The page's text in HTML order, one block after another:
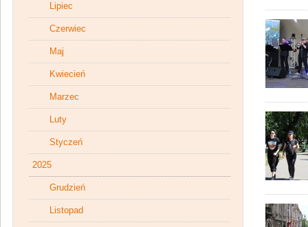
Lipiec
Czerwiec
Maj
Kwiecień
Marzec
Luty
Styczeń
2025
Grudzień
Listopad